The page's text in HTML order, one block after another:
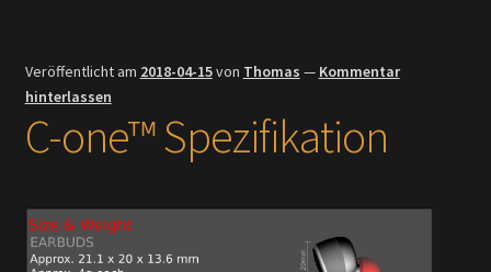
Veröffentlicht am 2018-04-15von Thomas — Kommentar
hinterlassen
C-one™ Spezifikation